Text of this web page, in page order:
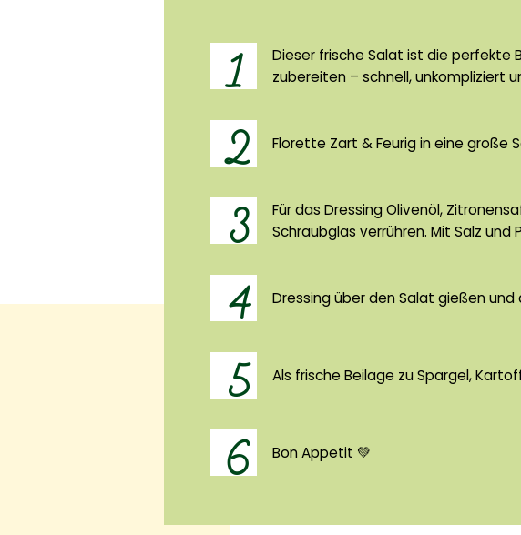
1
Dieser frische Salat ist die perfekte
zubereiten – schnell, unkompliziert
2 Florette Zart & Feurig in eine große
3
Für das Dressing Olivenöl,
Schraubglas verrühren. Mit Salz
4 Dressing über den Salat gießen und
5 Als frische Beilage zu Spargel,
6 Bon Appetit 💚